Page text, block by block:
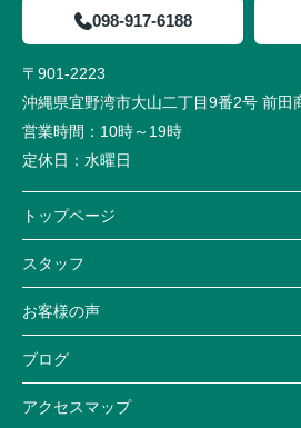
098-917-6188
〒901-2223
沖縄県宜野湾市大山二丁目9番2号 前田
営業時間： 10時～19時
定休日： 水曜日
トップページ
スタッフ
お客様の声
ブログ
アクセスマップ